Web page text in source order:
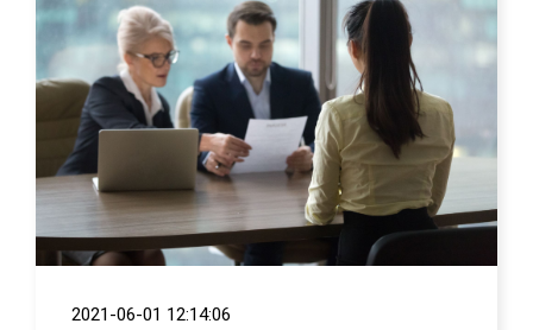
2021-06-01 12:14:06